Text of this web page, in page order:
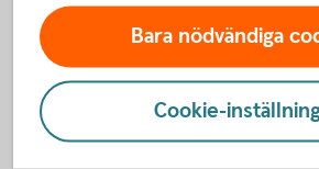
SOS Barnbyar arbetar med
att inte ett enda barn ska behöva
SOSBarnbyar
Bara nödvändiga
Cookie-